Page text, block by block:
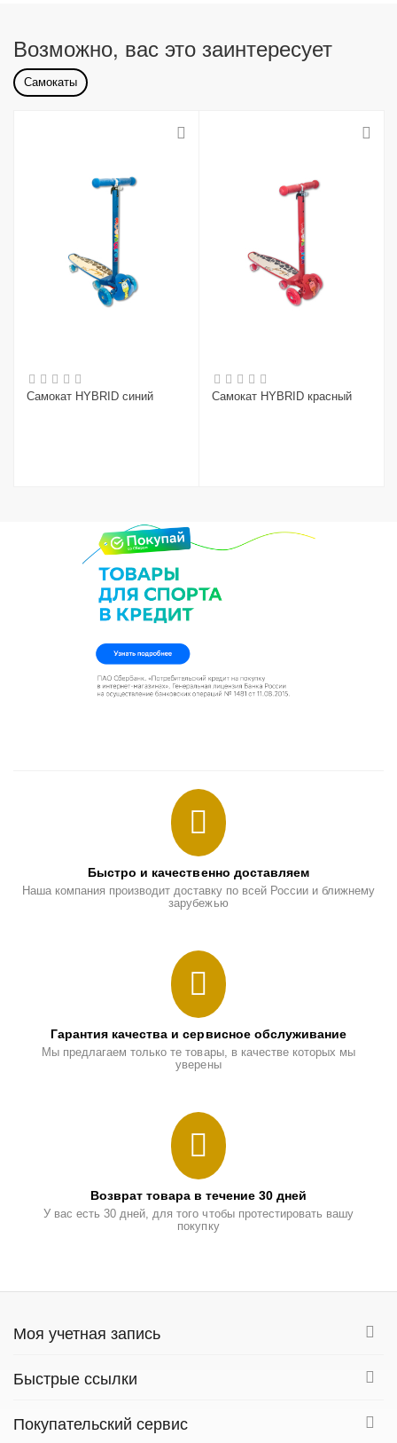
Возможно, вас это заинтересует
Самокаты
Самокат HYBRID синий Самокат HYBRID красный
Быстро и качественно доставляем
Наша компания производит доставку по всей России и ближнему
зарубежью
Гарантия качества и сервисное обслуживание
Мы предлагаем только те товары, в качестве которых мы
уверены
Возврат товара в течение 30 дней
У вас есть 30 дней, для того чтобы протестировать вашу
покупку
Моя учетная запись
Быстрые ссылки
Покупательский сервис